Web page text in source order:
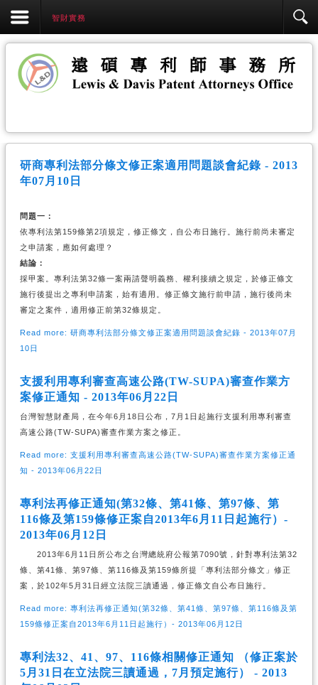
智財實務
研商專利法部分條文修正案適用問題談會紀錄 - 2013
年07月10日
問題一：
依專利法第159條第2項規定，修正條文，自公布日施行。施行前尚未審定
之申請案，應如何處理？
結論：
採甲案。專利法第32條一案兩請聲明義務、權利接續之規定，於修正條文
施行後提出之專利申請案，始有適用。修正條文施行前申請，施行後尚未
審定之案件，適用修正前第32條規定。
Read more: 研商專利法部分條文修正案適用問題談會紀錄 - 2013年07月
10日
支援利用專利審查高速公路(TW-SUPA)審查作業方
案修正通知 - 2013年06月22日
台灣智慧財產局，在今年6月18日公布，7月1日起施行支援利用專利審查
高速公路(TW-SUPA)審查作業方案之修正。
Read more: 支援利用專利審查高速公路(TW-SUPA)審查作業方案修正通
知 - 2013年06月22日
專利法再修正通知(第32條、第41條、第97條、第
116條及第159條修正案自2013年6月11日起施行）-
2013年06月12日
2013年6月11日所公布之台灣總統府公報第7090號，針對專利法第32
條、第41條、第97條、第116條及第159條所提「專利法部分條文」修正
案，於102年5月31日經立法院三讀通過，修正條文自公布日施行。
Read more: 專利法再修正通知(第32條、第41條、第97條、第116條及第
159條修正案自2013年6月11日起施行）- 2013年06月12日
專利法32、41、97、116條相關修正通知 （修正案於
5月31日在立法院三讀通過，7月預定施行） - 2013